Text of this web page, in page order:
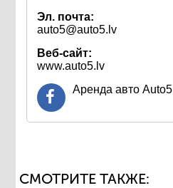
Эл. почта:
auto5@auto5.lv
Веб-сайт:
www.auto5.lv
Аренда авто Auto5
СМОТРИТЕ ТАКЖЕ: